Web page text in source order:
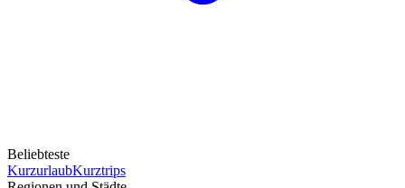
Beliebteste
KurzurlaubKurztrips